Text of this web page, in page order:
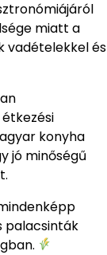
miatt a
vadételekkel és
konyha
jó minőségű
palacsinták